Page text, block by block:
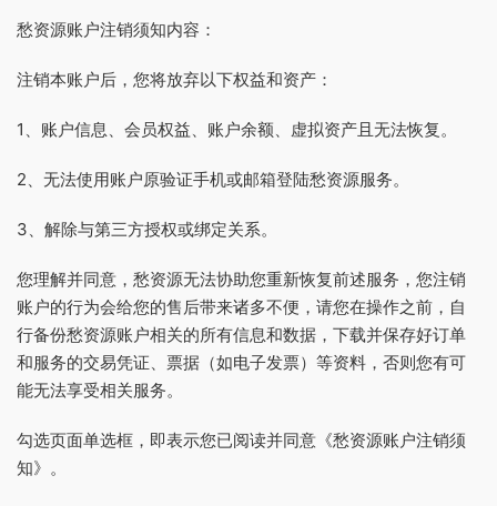
愁资源账户注销须知内容：
注销本账户后，您将放弃以下权益和资产：
1、账户信息、会员权益、账户余额、虚拟资产且无法恢复。
2、无法使用账户原验证手机或邮箱登陆愁资源服务。
3、解除与第三方授权或绑定关系。
您理解并同意，愁资源无法协助您重新恢复前述服务，您注销
账户的行为会给您的售后带来诸多不便，请您在操作之前，自
行备份愁资源账户相关的所有信息和数据，下载并保存好订单
和服务的交易凭证、票据（如电子发票）等资料，否则您有可
能无法享受相关服务。
勾选页面单选框，即表示您已阅读并同意《愁资源账户注销须
知》。